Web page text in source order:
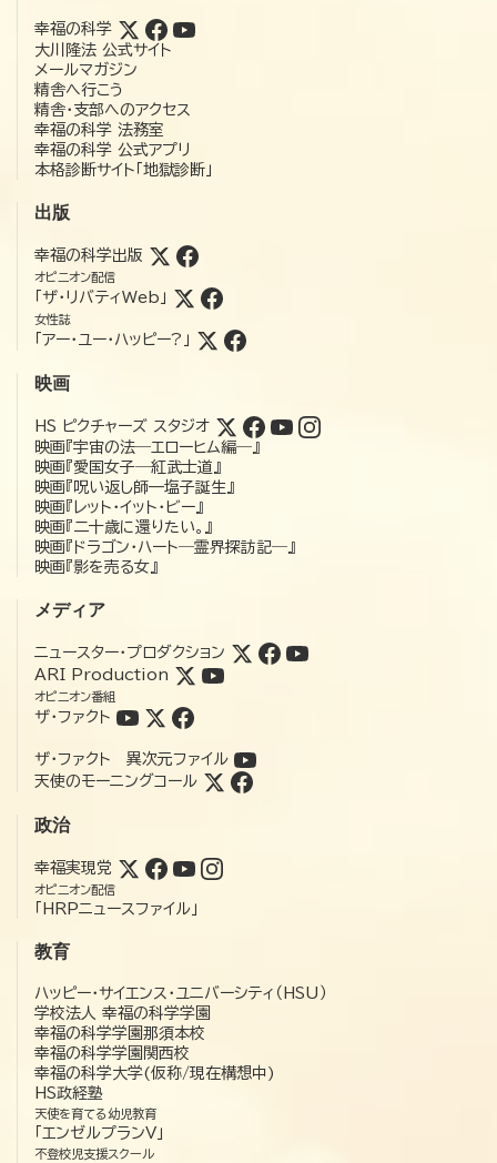
幸福の科学
大川隆法 公式サイト
メールマガジン
精舎へ行こう
精舎・支部へのアクセス
幸福の科学 法務室
幸福の科学 公式アプリ
本格診断サイト「地獄診断」
出版
幸福の科学出版
オピニオン配信
「ザ・リバティWeb」
女性誌
「アー・ユー・ハッピー?」
映画
HS ピクチャーズ スタジオ
映画『宇宙の法―エローヒム編―』
映画『愛国女子―紅武士道』
映画『呪い返し師—塩子誕生』
映画『レット・イット・ビー』
映画『二十歳に還りたい。』
映画『ドラゴン・ハート―霊界探訪記―』
映画『影を売る女』
メディア
ニュースター・プロダクション
ARI Production
オピニオン番組
ザ・ファクト
ザ・ファクト 異次元ファイル
天使のモーニングコール
政治
幸福実現党
オピニオン配信
「HRPニュースファイル」
教育
ハッピー・サイエンス・ユニバーシティ（HSU）
学校法人 幸福の科学学園
幸福の科学学園那須本校
幸福の科学学園関西校
幸福の科学大学(仮称/現在構想中)
HS政経塾
天使を育てる幼児教育
「エンゼルプランV」
不登校児支援スクール